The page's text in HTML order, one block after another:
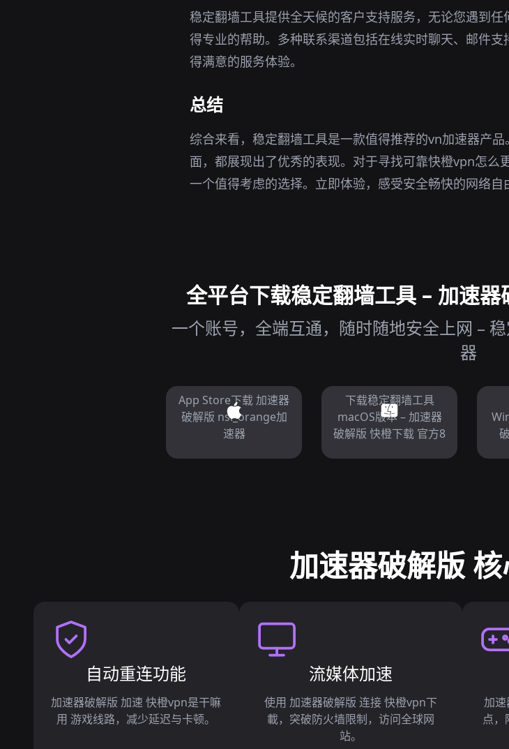
稳定翻墙工具提供全天候的客户支持服务，无论您遇到
得专业的帮助。多种联系渠道包括在线实时聊天、邮件
得满意的服务体验。
总结
综合来看，稳定翻墙工具是一款值得推荐的vn加速器产
面，都展现出了优秀的表现。对于寻找可靠快橙vpn怎么
一个值得考虑的选择。立即体验，感受安全畅快的网络自
全平台下载稳定翻墙工具 – 加速
一个账号，全端互通，随时随地安全上网 –
器
App Store下载 加速器
破解版 nsi_orange加
速器
下载稳定翻墙工具
macOS版本 – 加速器
破解版 快橙下载 官方8
加速器破解版
自动重连功能
加速器破解版 加速 快橙vpn是干嘛
用 游戏线路，减少延迟与卡顿。
流媒体加速
使用 加速器破解版 连接 快橙vpn下
載，突破防火墙限制，访问全球网
站。
加
点，